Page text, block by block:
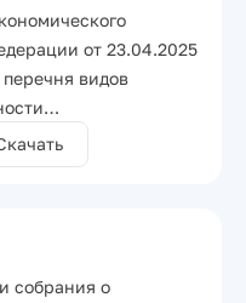
от 23.04.2025
видов
собрания о